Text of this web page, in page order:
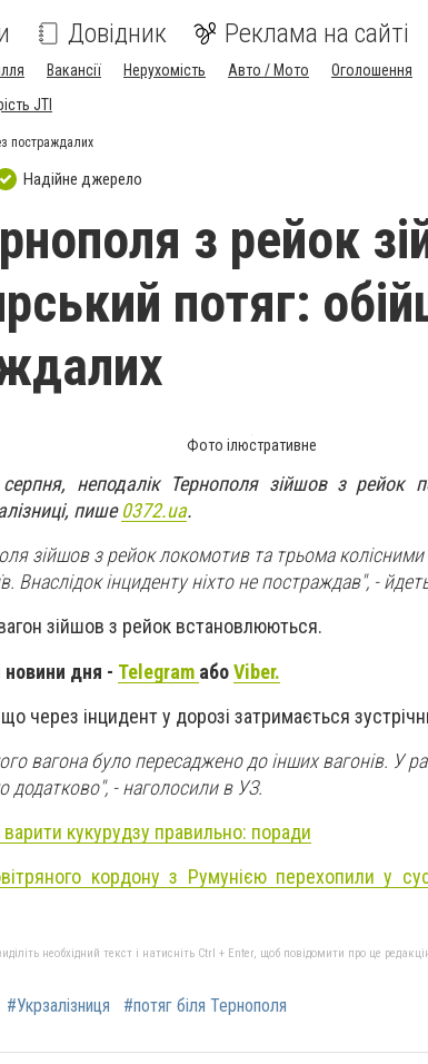
Довідник Реклама на сайті
Вакансії Нерухомість Авто / Мото Оголошення
JTI
постраждалих
Надійне джерело
з рейок
потяг:
Фото ілюстративне
серпня, неподалік Тернополя зійшов з рейок
пише0372.ua.
зійшов з рейок локомотив та трьома
Внаслідок інциденту ніхто не постраждав", -
зійшов з рейок встановлюються.
новини дня - Telegram абоViber.
через інцидент у дорозі затримається
вагона було пересаджено до інших вагонів. У
додатково", - наголосили в УЗ.
варити кукурудзу правильно: поради
кордону з Румунією перехопили у
необхідний текст і натисніть Ctrl + Enter, щоб повідомити про це
#Укрзалізниця #потяг біля Тернополя